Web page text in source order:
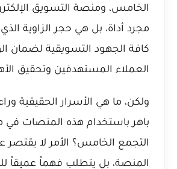
الخامس، ومنصة التسويق
مجرد أداة، بل هي حجر الزاوية
كافة الجهود التسويقية لضمان
العملاء المستهدفين وتحقيق
ولكن، ما هي الأسرار الحقيقية
باهر باستخدام هذه المنصات
التجمع الخامس؟ الأمر لا يقتصر
المنصة، بل يتطلب فهماً عميقاً